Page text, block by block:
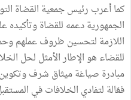
كما أعرب رئيس جمعية القضاة
الجمهورية دعمه للقضاة وتأكيده
اللازمة لتحسين ظروف عملهم
للقضاء هو الإطار الأمثل لحل
مبادرة صياغة ميثاق شرف
فعّالة لتفادي الخلافات في